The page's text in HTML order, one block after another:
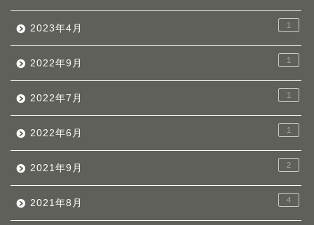
2023年4月 1
2022年9月 1
2022年7月 1
2022年6月 1
2021年9月 2
2021年8月 4